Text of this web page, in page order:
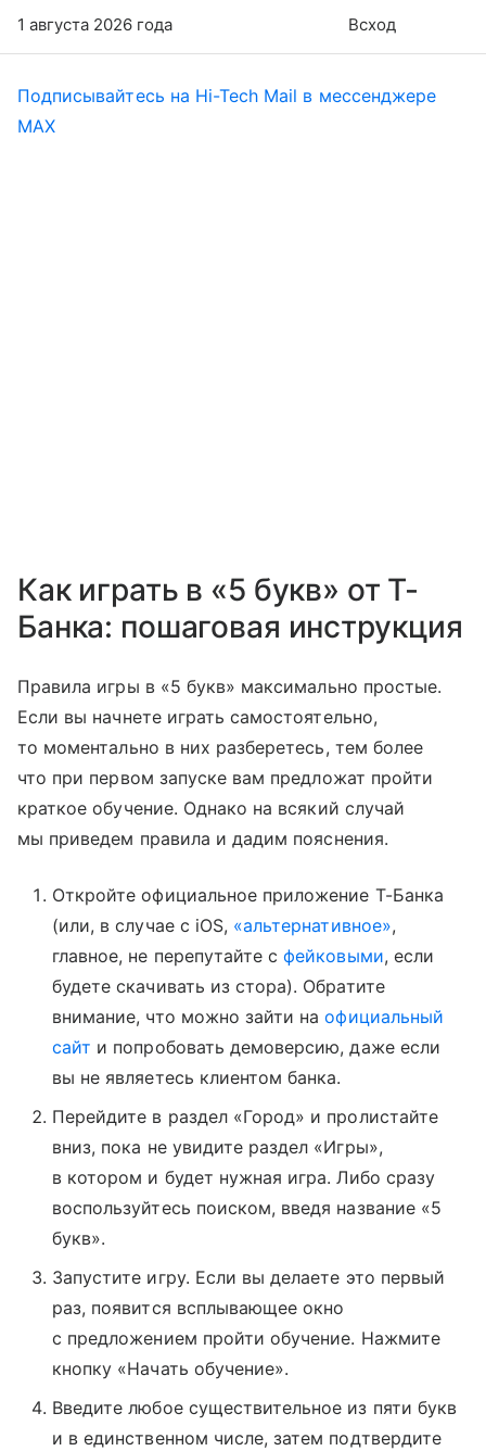
1 августа 2026 года Всход
Подписывайтесь на Hi-Tech Mail в мессенджере
MAX
Как играть в «5 букв» от Т-
Банка: пошаговая инструкция
Правила игры в «5 букв» максимально простые.
Если вы начнете играть самостоятельно,
то моментально в них разберетесь, тем более
что при первом запуске вам предложат пройти
краткое обучение. Однако на всякий случай
мы приведем правила и дадим пояснения.
Откройте официальное приложение Т-Банка
(или, в случае с iOS, «альтернативное»,
главное, не перепутайте сфейковыми, если
будете скачивать из стора). Обратите
внимание, что можно зайти наофициальный
сайт и попробовать демоверсию, даже если
вы не являетесь клиентом банка.
Перейдите в раздел «Город» и пролистайте
вниз, пока не увидите раздел «Игры»,
в котором и будет нужная игра. Либо сразу
воспользуйтесь поиском, введя название «5
букв».
Запустите игру. Если вы делаете это первый
раз, появится всплывающее окно
с предложением пройти обучение. Нажмите
кнопку «Начать обучение».
Введите любое существительное из пяти букв
и в единственном числе, затем подтвердите